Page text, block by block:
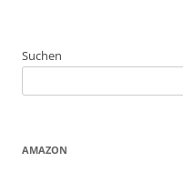
Suchen
AMAZON